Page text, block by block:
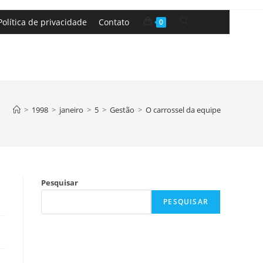
de privacidade Contato 0
> 1998 > janeiro > 5 > Gestão > O carrossel da equipe
Pesquisar
PESQUISAR